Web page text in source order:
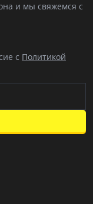
и мы свяжемся с
с Политикой